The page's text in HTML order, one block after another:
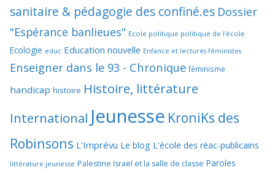
sanitaire & pédagogie des confiné.es Dossier
"Espérance banlieues" Ecole politique politique de l'école
Ecologie educ Education nouvelle Enfance et lectures féministes
Enseigner dans le 93 - Chronique féminisme
handicap histoire Histoire, littérature
International Jeunesse KroniKs des
Robinsons L'Imprévu Le blog L'école des réac-publicains
littérature jeunesse Palestine Israël et la salle de classe Paroles